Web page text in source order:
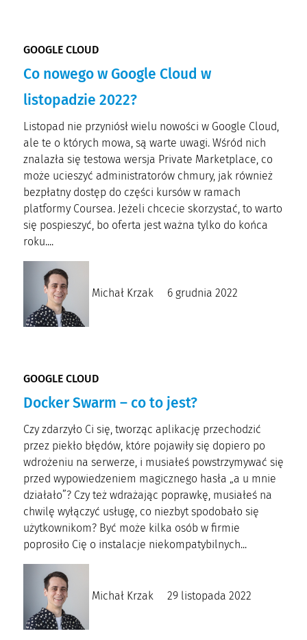
GOOGLE CLOUD
Co nowego w Google Cloud w
listopadzie 2022?
Listopad nie przyniósł wielu nowości w Google Cloud,
ale te o których mowa, są warte uwagi. Wśród nich
znalazła się testowa wersja Private Marketplace, co
może ucieszyć administratorów chmury, jak również
bezpłatny dostęp do części kursów w ramach
platformy Coursea. Jeżeli chcecie skorzystać, to warto
się pospieszyć, bo oferta jest ważna tylko do końca
roku....
Michał Krzak 6 grudnia 2022
GOOGLE CLOUD
Docker Swarm – co to jest?
Czy zdarzyło Ci się, tworząc aplikację przechodzić
przez piekło błędów, które pojawiły się dopiero po
wdrożeniu na serwerze, i musiałeś powstrzymywać się
przed wypowiedzeniem magicznego hasła „a u mnie
działało”? Czy też wdrażając poprawkę, musiałeś na
chwilę wyłączyć usługę, co niezbyt spodobało się
użytkownikom? Być może kilka osób w firmie
poprosiło Cię o instalacje niekompatybilnych...
Michał Krzak 29 listopada 2022